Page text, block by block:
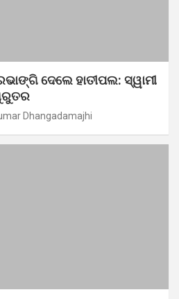
ଦେଲେ ହାତୀପଲ: ସ୍ୱାମୀ
Dhangadamajhi